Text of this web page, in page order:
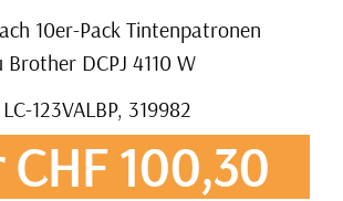
10er-Pack Tintenpatronen
DCPJ 4110 W
123VALBP, 319982
CHF 100,30